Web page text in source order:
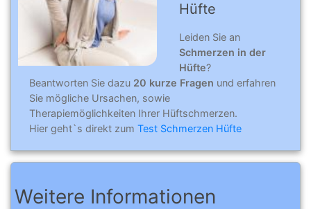
Hüfte
Leiden Sie an
Schmerzen in der
Hüfte?
Beantworten Sie dazu 20 kurze Fragen und erfahren
Sie mögliche Ursachen, sowie
Therapiemöglichkeiten Ihrer Hüftschmerzen.
Hier geht`s direkt zum Test Schmerzen Hüfte
Weitere Informationen